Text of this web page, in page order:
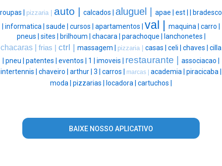
roupas | pizzaria | auto | calcados | aluguel | apae | est |
bradesco
informatica | saude | cursos | apartamentos | val | maquina | carro |
pneus | sites | brilhoum | chacara | parachoque | lanchonetes |
chacaras | frias | ctrl | massagem | pizzaria | casas | celi | chaves | cilla
pneu | patentes | eventos | 1 | imoveis | restaurante |
associacao |
intertennis | chaveiro | arthur | 3 | carros | marcas | academia | piracicaba |
moda | pizzarias | locadora | cartuchos |
BAIXE NOSSO APLICATIVO